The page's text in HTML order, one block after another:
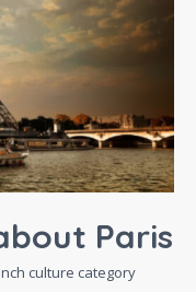
Paris
culture category